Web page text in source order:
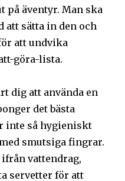
på äventyr. Man ska
att sätta in den och
att undvika
göra-lista.
dig att använda en
det bästa
inte så hygieniskt
smutsiga fingrar.
vattendrag,
servetter för att